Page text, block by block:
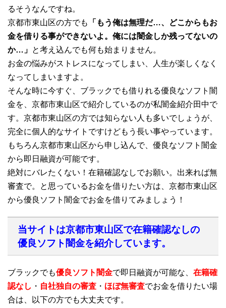
るそうなんですね。
京都市東山区の方でも
「もう俺は無理だ…、どこからもお
金を借りる事ができないよ。俺には闇金しか残ってないの
か…」 と考え込んでも何も始まりません。
お金の悩みがストレスになってしまい、人生が楽しくなく
なってしまいますよ。
そんな時に今すぐ、ブラックでも借りれる優良なソフト闇
金を、京都市東山区で紹介しているのが私闇金紹介田中で
す。京都市東山区の方では知らない人も多いでしょうが、
完全に個人的なサイトですけどもう長い事やっています。
もちろん京都市東山区から申し込んで、優良なソフト闇金
から即日融資が可能です。
絶対にバレたくない！在籍確認なしでお願い。出来れば無
審査で。と思っているお金を借りたい方は、京都市東山区
から優良ソフト闇金でお金を借りてみましょう！
当サイトは京都市東山区で在籍確認なしの
優良ソフト闇金を紹介しています。
ブラックでも優良ソフト闇金で即日融資が可能な、 在籍確
認なし ・ 自社独自の審査 ・ ほぼ無審査でお金を借りたい場
合は、以下の方でも大丈夫です。